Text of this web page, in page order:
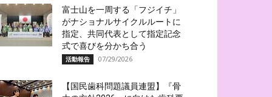
富士山を一周する「フジイチ」
がナショナルサイクルルートに
指定、共同代表として指定記念
式で喜びを分かち合う
活動報告 07/29/2026
【国民歯科問題議員連盟】『骨